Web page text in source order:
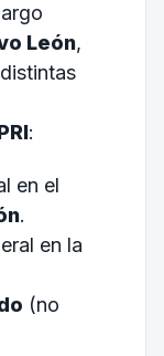
León,
:
en el
.
en la
(no